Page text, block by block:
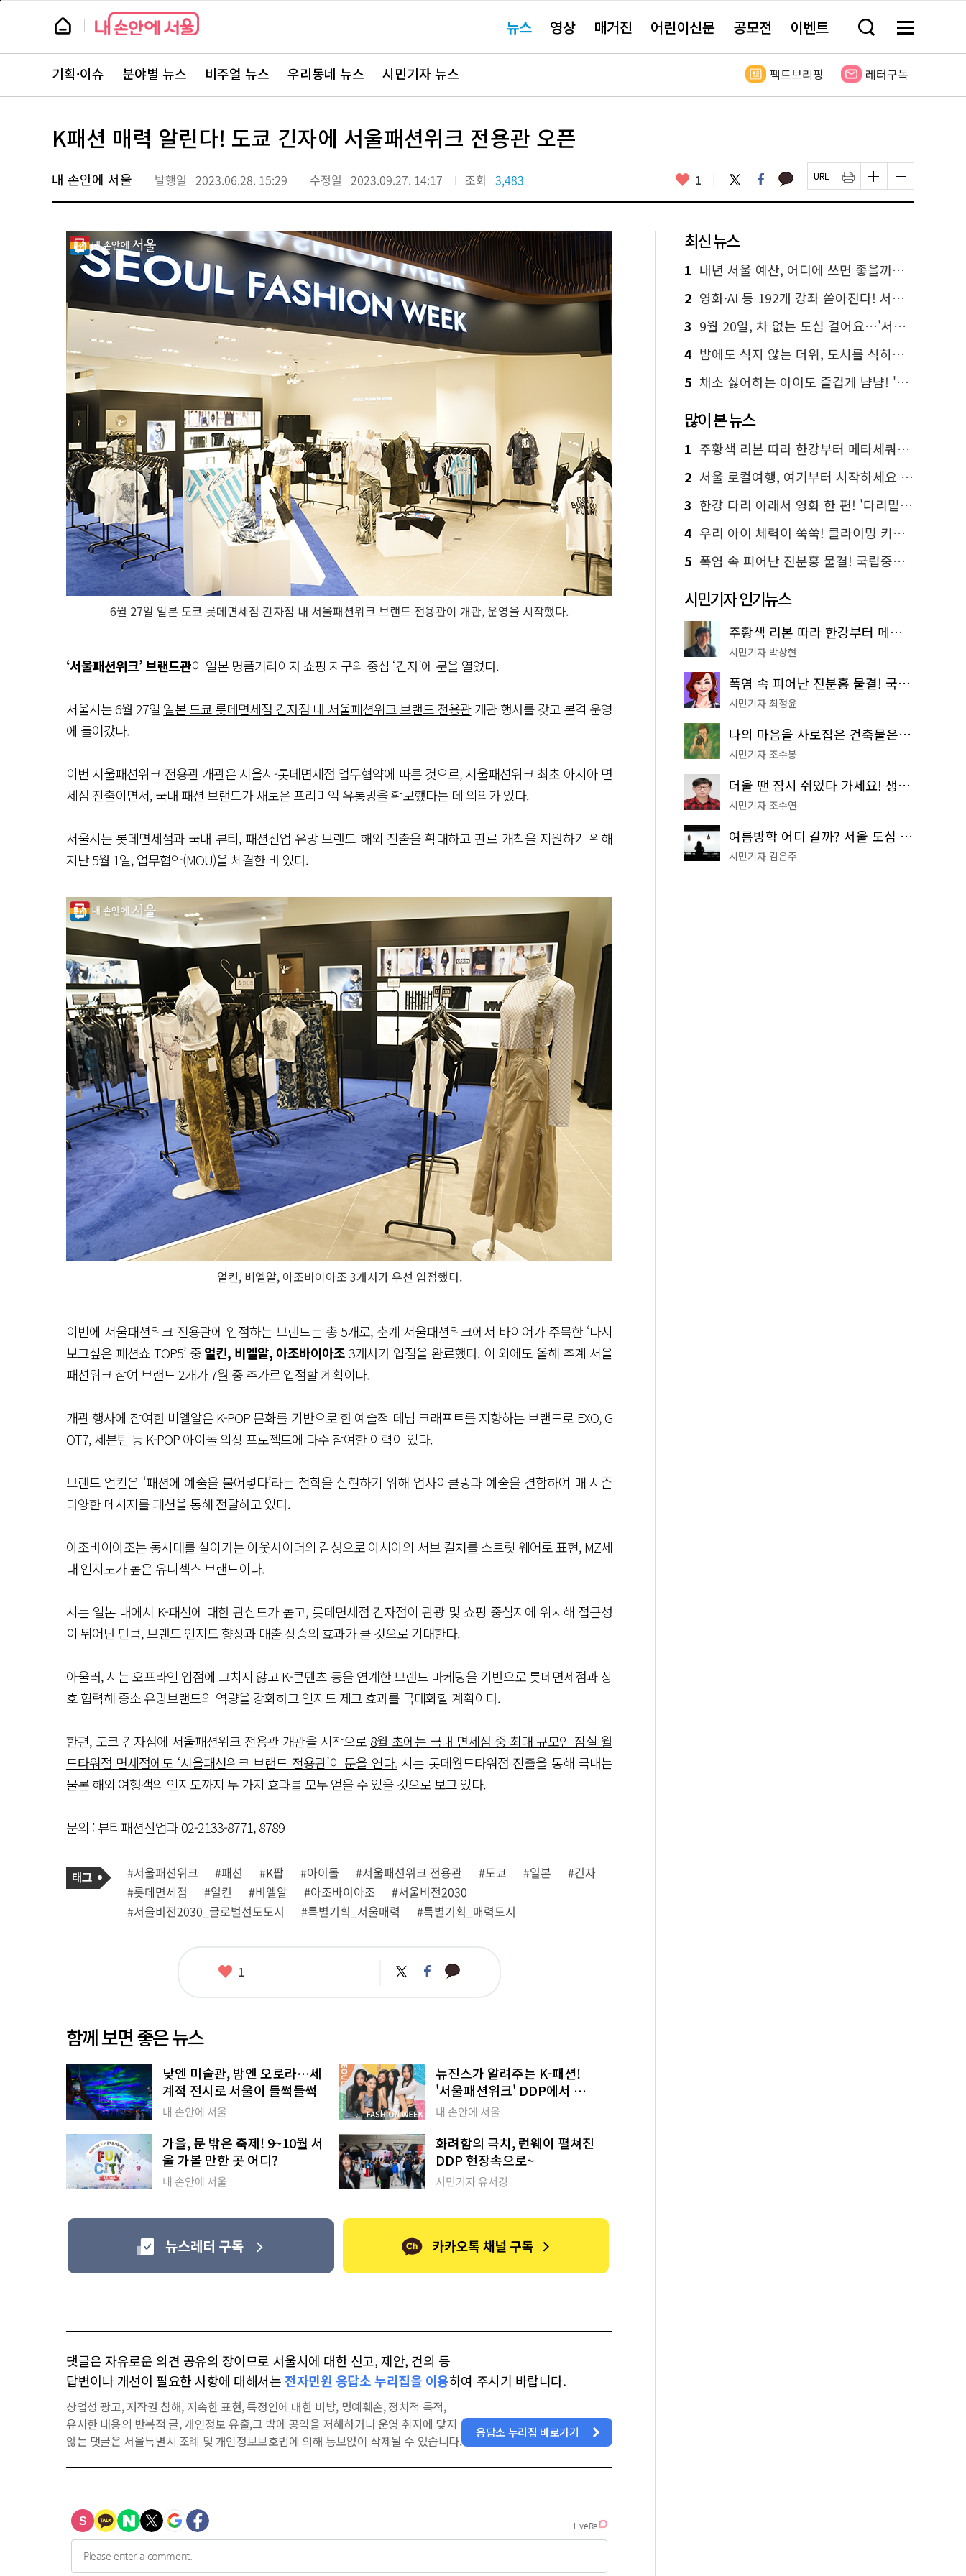
본
뉴
스 요뉴스 영상 매거진 어린이신문 공모전 이벤트 검
창
기
메
전
보
뉴
스
주
서
바
로
기획·이슈 분야별 뉴스 비주얼 뉴스 우리동네 뉴스 시민기자 뉴스 팩트브리핑 레터구독
K패션 매력 알린다! 도쿄 긴자에 서울패션위크 전용관 오픈
내 손안에 서울 발행일 2023.06.28. 15:29 수정일 2023.09.27. 14:17 조회 3,483 좋
요
1 트
위
터
페
이
스
카
카 페
이
지
인
쇄
하
글
자
크
하
기
글
자
크
하
6월 27일 일본 도쿄 롯데면세점 긴자점 내 서울패션위크 브랜드 전용관이 개관, 운영을 시작했다.
‘서울패션위크’ 브랜드관이 일본 명품거리이자 쇼핑 지구의 중심 ‘긴자’에 문을 열었다.
서울시는 6월 27일 일본 도쿄 롯데면세점 긴자점 내 서울패션위크 브랜드 전용관개관 행사를 갖고 본격 운영
에 들어갔다.
이번 서울패션위크 전용관 개관은 서울시-롯데면세점 업무협약에 따른 것으로, 서울패션위크 최초 아시아 면
세점 진출이면서, 국내 패션 브랜드가 새로운 프리미엄 유통망을 확보했다는 데 의의가 있다.
서울시는 롯데면세점과 국내 뷰티, 패션산업 유망 브랜드 해외 진출을 확대하고 판로 개척을 지원하기 위해
지난 5월 1일, 업무협약(MOU)을 체결한 바 있다.
얼킨, 비엘알, 아조바이아조 3개사가 우선 입점했다.
이번에 서울패션위크 전용관에 입점하는 브랜드는 총 5개로, 춘계 서울패션위크에서 바이어가 주목한 ‘다시
보고싶은 패션쇼 TOP5’ 중얼킨, 비엘알, 아조바이아조3개사가 입점을 완료했다. 이 외에도 올해 추계 서울
패션위크 참여 브랜드 2개가 7월 중 추가로 입점할 계획이다.
개관 행사에 참여한 비엘알은 K-POP 문화를 기반으로 한 예술적 데님 크래프트를 지향하는 브랜드로 EXO, G
OT7, 세븐틴 등 K-POP 아이돌 의상 프로젝트에 다수 참여한 이력이 있다.
브랜드 얼킨은 ‘패션에 예술을 불어넣다’라는 철학을 실현하기 위해 업사이클링과 예술을 결합하여 매 시즌
다양한 메시지를 패션을 통해 전달하고 있다.
아조바이아조는 동시대를 살아가는 아웃사이더의 감성으로 아시아의 서브 컬처를 스트릿 웨어로 표현, MZ세
대 인지도가 높은 유니섹스 브랜드이다.
시는 일본 내에서 K-패션에 대한 관심도가 높고, 롯데면세점 긴자점이 관광 및 쇼핑 중심지에 위치해 접근성
이 뛰어난 만큼, 브랜드 인지도 향상과 매출 상승의 효과가 클 것으로 기대한다.
아울러, 시는 오프라인 입점에 그치지 않고 K-콘텐츠 등을 연계한 브랜드 마케팅을 기반으로 롯데면세점과 상
호 협력해 중소 유망브랜드의 역량을 강화하고 인지도 제고 효과를 극대화할 계획이다.
한편, 도쿄 긴자점에 서울패션위크 전용관 개관을 시작으로 8월 초에는 국내 면세점 중 최대 규모인 잠실 월
드타워점 면세점에도 ‘서울패션위크 브랜드 전용관’이 문을 연다.시는 롯데월드타워점 진출을 통해 국내는
물론 해외 여행객의 인지도까지 두 가지 효과를 모두 얻을 수 있을 것으로 보고 있다.
문의 : 뷰티패션산업과 02-2133-8771, 8789
사
관
련
태
그
태
그
#서울패션위크 #패션 #K팝 #아이돌 #서울패션위크 전용관 #도쿄 #일본
#긴자
#롯데면세점
#얼킨 #비엘알 #아조바이아조
#서울비전2030
#서울비전2030_글로벌선도도시
#특별기획_서울매력 #특별기획_매력도시
좋
1 트
위
페
이
카
카
함께 보면 좋은 뉴스
낮엔 미술관, 밤엔 오로라…세
계적 전시로 서울이 들썩들썩
내 손안에 서울
뉴진스가 알려주는 K-패션!
'서울패션위크' DDP에서 열린
다
내 손안에 서울
가을, 문 밖은 축제! 9~10월 서
울 가볼 만한 곳 어디?
내 손안에 서울
화려함의 극치, 런웨이 펼쳐진
DDP 현장속으로~
시민기자 유서경
댓글은 자유로운 의견 공유의 장이므로 서울시에 대한 신고, 제안, 건의 등
답변이나 개선이 필요한 사항에 대해서는 전자민원 응답소 누리집을 이용하여 주시기 바랍니다.
상업성 광고, 저작권 침해, 저속한 표현, 특정인에 대한 비방, 명예훼손, 정치적 목적,
유사한 내용의 반복적 글, 개인정보 유출,그 밖에 공익을 저해하거나 운영 취지에 맞지
않는 댓글은 서울특별시 조례 및 개인정보보호법에 의해 통보없이 삭제될 수 있습니다.
응답소 누리집 바로가기
최신 뉴스
1 내년 서울 예산, 어디에 쓰면 좋을까요? 온라인 투표
2 영화·AI 등 192개 강좌 쏟아진다! 서울시민대학 선착순 신청
3 9월 20일, 차 없는 도심 걸어요…'서울 걷자 페스티벌' 선착순 5천명
4 밤에도 식지 않는 더위, 도시를 식히는 시원한 해법은?
5 채소 싫어하는 아이도 즐겁게 냠냠! '찾아가는 서울시 식생활 교육' 현장
많이 본 뉴스
1 주황색 리본 따라 한강부터 메타세쿼이아 숲길까지…서울둘레길 15코스
2 서울 로컬여행, 여기부터 시작하세요 '서울에디션25'
3 한강 다리 아래서 영화 한 편! '다리밑 영화관' 무료 상영
4 우리 아이 체력이 쑥쑥! 클라이밍 키즈카페·어린이 체력장
5 폭염 속 피어난 진분홍 물결! 국립중앙박물관 배롱나무 명소
시민기자 인기뉴스
주황색 리본 따라 한강부터 메타세쿼이아 숲길까지…서울둘레길 15코스
시민기자 박상현
폭염 속 피어난 진분홍 물결! 국립중앙박물관 배롱나무 명소
시민기자 최정윤
나의 마음을 사로잡은 건축물은? '서울시 건축상' 수상작 공개!
시민기자 조수봉
더울 땐 잠시 쉬었다 가세요! 생수 냉장고부터 해피소·무더위쉼터까지
시민기자 조수연
여름방학 어디 갈까? 서울 도심 무료 실내 여행 코스 추천
시민기자 김은주
페